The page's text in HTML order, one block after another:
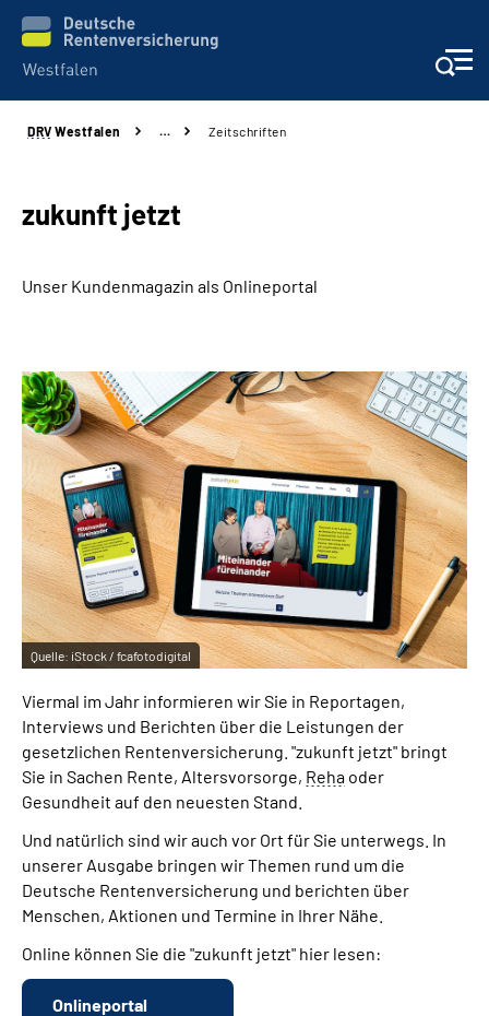
Kontakt und Beratung
Broschüren und mehr
Karriere
Über uns
Online-Services
Inhalte in Gebärdensprache (DGS)
Leichte Sprache
Mein Kundenportal
DRV Westfalen … Zeitschriften
zukunft jetzt
Unser Kundenmagazin als Onlineportal
Quelle: iStock / fcafotodigital
Viermal im Jahr informieren wir Sie in Reportagen,
Interviews und Berichten über die Leistungen der
gesetzlichen Rentenversicherung. "zukunft jetzt" bringt
Sie in Sachen Rente, Altersvorsorge, Reha oder
Gesundheit auf den neuesten Stand.
Und natürlich sind wir auch vor Ort für Sie unterwegs. In
unserer Ausgabe bringen wir Themen rund um die
Deutsche Rentenversicherung und berichten über
Menschen, Aktionen und Termine in Ihrer Nähe.
Online können Sie die "zukunft jetzt" hier lesen:
Onlineportal